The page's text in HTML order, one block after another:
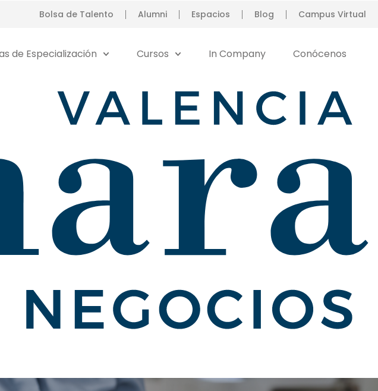
Bolsa de Talento Alumni Espacios Blog Campus Virtual
de Especialización Cursos In Company Conócenos